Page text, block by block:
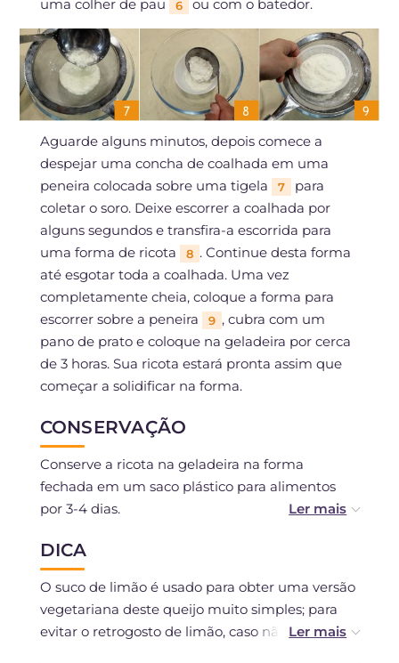
uma colher de pau 6 ou com o batedor.
Aguarde alguns minutos, depois comece a
despejar uma concha de coalhada em uma
peneira colocada sobre uma tigela
7
para
coletar o soro. Deixe escorrer a coalhada por
alguns segundos e transfira-a escorrida para
uma forma de ricota
8 . Continue desta forma
até esgotar toda a coalhada. Uma vez
completamente cheia, coloque a forma para
escorrer sobre a peneira
9 , cubra com um
pano de prato e coloque na geladeira por cerca
de 3 horas. Sua ricota estará pronta assim que
começar a solidificar na forma.
CONSERVAÇÃO
Conserve a ricota na geladeira na forma
fechada em um saco plástico para alimentos
por 3-4 dias.
Não é recomendada a congelação.
DICA
O suco de limão é usado para obter uma versão
vegetariana deste queijo muito simples; para
evitar o retrogosto de limão, caso não goste,